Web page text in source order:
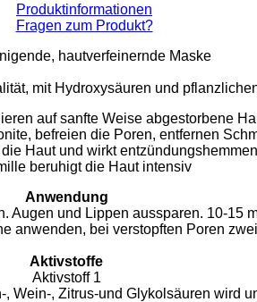
Produktinformationen
Fragen zum Produkt?
hautverfeinernde Maske
mit Hydroxysäuren und
auf sanfte Weise abgestorbene
befreien die Poren, entfernen
Haut und wirkt
beruhigt die Haut intensiv
Anwendung
und Lippen aussparen. 10-15
anwenden, bei verstopften Poren
Aktivstoffe
Aktivstoff 1
, Zitrus-und Glykolsäuren wird